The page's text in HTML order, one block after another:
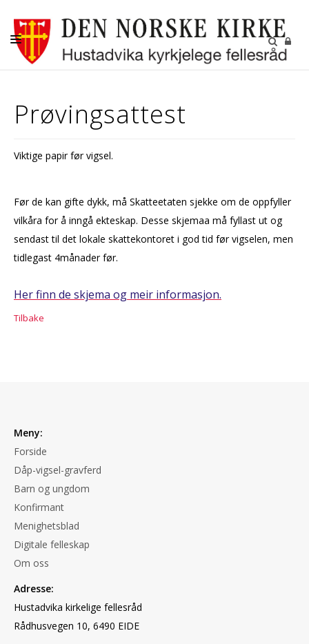
BARN OG UNGDOM
DIGITALE FELLESSKAP
OM OSS
LEDIGE STILLINGER
KIRKENE VÅRE
Prøvingsattest
Viktige papir før vigsel.
Før de kan gifte dykk, må Skatteetaten sjekke om de oppfyller
vilkåra for å inngå ekteskap. Desse skjemaa må fyllast ut og
sendast til det lokale skattekontoret i god tid før vigselen, men
tidlegast 4månader før.
Her finn de skjema og meir informasjon.
Tilbake
Meny:
Forside
Dåp-vigsel-gravferd
Barn og ungdom
Konfirmant
Menighetsblad
Digitale felleskap
Om oss
Adresse:
Hustadvika kirkelige fellesråd
Rådhusvegen 10, 6490 EIDE